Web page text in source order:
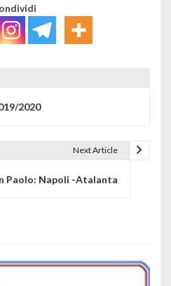
2020
Next Article
Paolo: Napoli -Atalanta